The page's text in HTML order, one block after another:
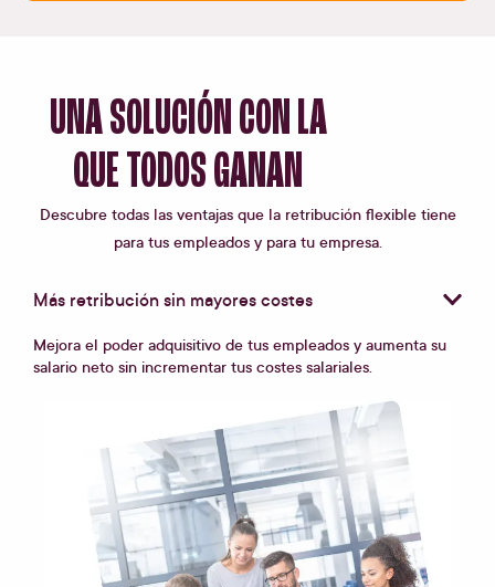
UNA SOLUCIÓN CON LA
QUE TODOS GANAN
Descubre todas las ventajas que la retribución flexibletiene
para tus empleados y para tu empresa.
Más retribución sin mayores costes
Mejora el poder adquisitivo de tus empleados y aumenta su
salario neto sin incrementar tus costes salariales.